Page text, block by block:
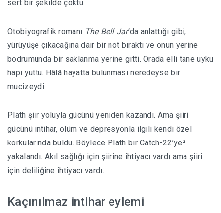
sert bir şekilde çöktü.
Otobiyografik romanı The Bell Jar‘da anlattığı gibi,
yürüyüşe çıkacağına dair bir not bıraktı ve onun yerine
bodrumunda bir saklanma yerine gitti. Orada elli tane uyku
hapı yuttu. Hâlâ hayatta bulunması neredeyse bir
mucizeydi.
Plath şiir yoluyla gücünü yeniden kazandı. Ama şiiri
gücünü intihar, ölüm ve depresyonla ilgili kendi özel
korkularında buldu. Böylece Plath bir Catch-22’ye²
yakalandı. Akıl sağlığı için şiirine ihtiyacı vardı ama şiiri
için deliliğine ihtiyacı vardı.
Kaçınılmaz intihar eylemi